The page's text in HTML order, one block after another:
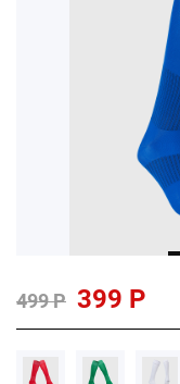
499 Р 399 Р